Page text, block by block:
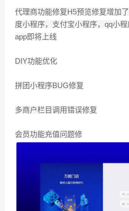
代理商功能修复H5预览修复增加
度小程序，支付宝小程序，qq小
app即将上线
DIY功能优化
拼团小程序BUG修复
多商户栏目调用错误修复
会员功能充值问题修